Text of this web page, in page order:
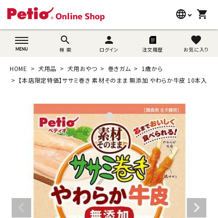
language
wovn-lang-name
shopping_cart
search
検 索
person
ログイン 注文履歴
favorite
お気に入り
search
猫用品
うさぎ用品
ブランド別に探す
目的別に探す
SNS
ご利用案内
HOME 犬用品 犬用おやつ 巻きガム
1歳から
【本店限定特価】ササミ巻き 素材そのまま 無添加 やわらか牛皮 10本入